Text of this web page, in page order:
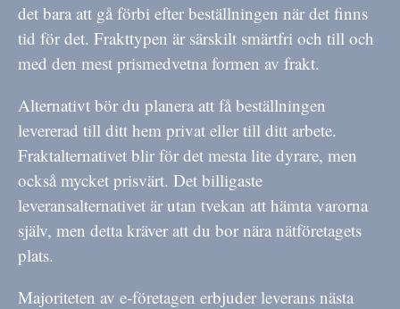
det bara att gå förbi efter beställningen när det finns
tid för det. Frakttypen är särskilt smärtfri och till och
med den mest prismedvetna formen av frakt.
Alternativt bör du planera att få beställningen
levererad till ditt hem privat eller till ditt arbete.
Fraktalternativet blir för det mesta lite dyrare, men
också mycket prisvärt. Det billigaste
leveransalternativet är utan tvekan att hämta varorna
själv, men detta kräver att du bor nära nätföretagets
plats.
Majoriteten av e-företagen erbjuder leverans nästa